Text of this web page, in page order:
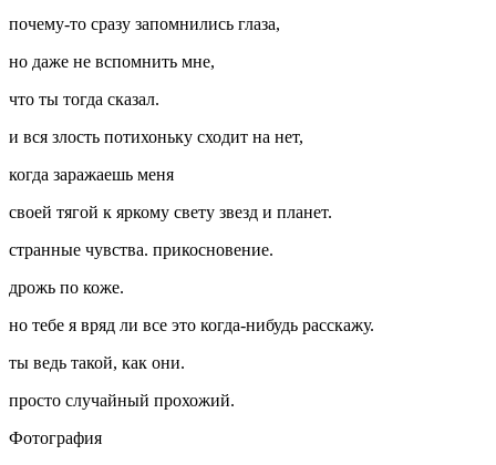
почему-то сразу запомнились глаза,
но даже не вспомнить мне,
что ты тогда сказал.
и вся злость потихоньку сходит на нет,
когда заражаешь меня
своей тягой к яркому свету звезд и планет.
странные чувства. прикосновение.
дрожь по коже.
но тебе я вряд ли все это когда-нибудь расскажу.
ты ведь такой, как они.
просто случайный прохожий.
Фотография